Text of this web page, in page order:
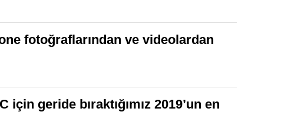
fotoğraflarından ve videolardan
geride bıraktığımız 2019’un en